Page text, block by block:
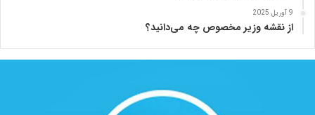
9 آوریل 2025
از نقشه وزیر مخصوص چه می‌دانید؟